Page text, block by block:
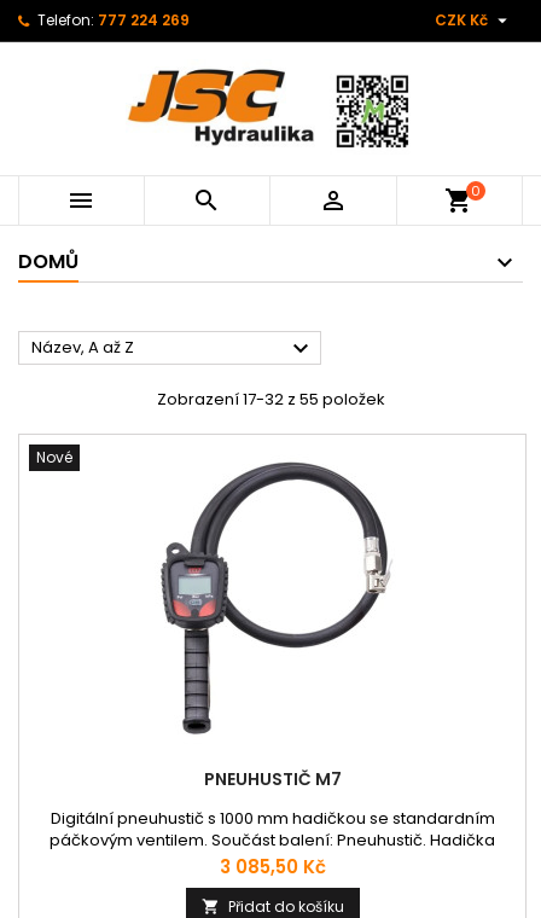
Telefon: 777 224 269 CZK Kč 
   shopping_cart0
DOMŮ
Název, A až Z 
Zobrazení 17-32 z 55 položek
Nové
PNEUHUSTIČ M7
Digitální pneuhustič s 1000 mm hadičkou se standardním
páčkovým ventilem. Součást balení: Pneuhustič. Hadička
1000mm s koncovkou pro huštění. Rychlospojka (samec) pro
připojení vzduchové hadice.
Cena
3 085,50 Kč
 Přidat do košíku